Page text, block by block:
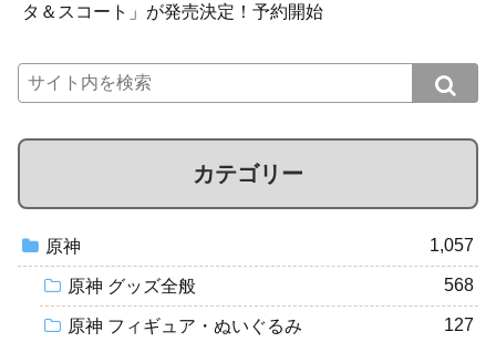
タ＆スコート」が発売決定！予約開始
カテゴリー
原神 1,057
原神 グッズ全般 568
原神 フィギュア・ぬいぐるみ 127